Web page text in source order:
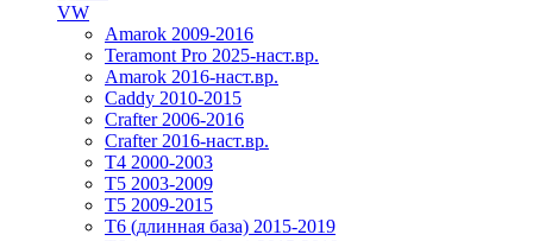
VW
Amarok 2009-2016
Teramont Pro 2025-наст.вр.
Amarok 2016-наст.вр.
Caddy 2010-2015
Crafter 2006-2016
Crafter 2016-наст.вр.
T4 2000-2003
T5 2003-2009
T5 2009-2015
T6 (длинная база) 2015-2019